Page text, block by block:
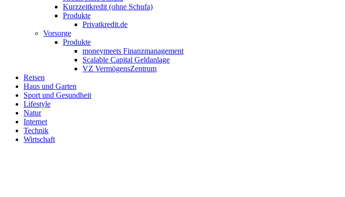
Kurzzeitkredit (ohne Schufa)
Produkte
Privatkredit.de
Vorsorge
Produkte
moneymeets Finanzmanagement
Scalable Capital Geldanlage
VZ VermögensZentrum
Reisen
Haus und Garten
Sport und Gesundheit
Lifestyle
Natur
Internet
Technik
Wirtschaft